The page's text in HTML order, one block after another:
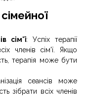
сім'ї: Успіх терапії
членів сім'ї. Якщо
терапія може бути
сеансів може
зібрати всіх членів